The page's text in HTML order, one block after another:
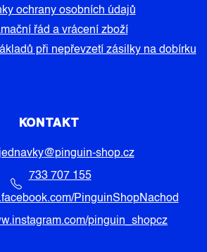
ochrany osobních údajů
řád a vrácení zboží
při nepřevzetí zásilky na dobírku
KONTAKT
@pinguin-shop.cz
733 707 155
PinguinShopNachod
pinguin_shopcz